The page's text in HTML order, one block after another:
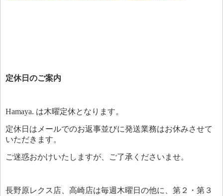
定休日のご案内
Hamaya. は木曜定休となります。
定休日はメールでのお返事並びに発送業務はお休みさせて
いただきます。
ご迷惑おかけいたしますが、ご了承くださいませ。
長野原レクス店、高崎店は毎週木曜日の他に、第２・第３